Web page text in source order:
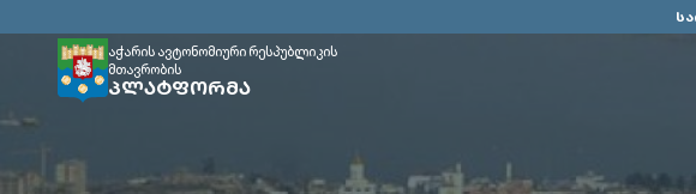
აჭარის ავტონომიური რესპუბლიკის
მთავრობის
ᲞᲚᲐᲢᲤᲝᲠᲛᲐ